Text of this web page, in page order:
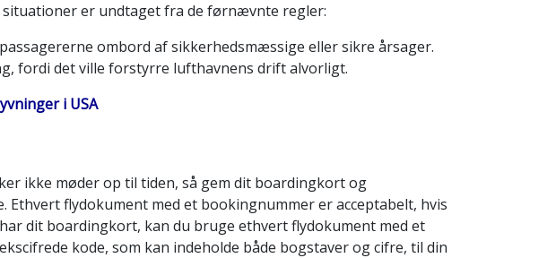
situationer er undtaget fra de førnævnte regler:
ombord af sikkerhedsmæssige eller sikre årsager.
fordi det ville forstyrre lufthavnens drift alvorligt.
i USA
ikke møder op til tiden, så gem dit boardingkort og
Ethvert flydokument med et bookingnummer er acceptabelt, hvis
dit boardingkort, kan du bruge ethvert flydokument med et
kode, som kan indeholde både bogstaver og cifre, til din